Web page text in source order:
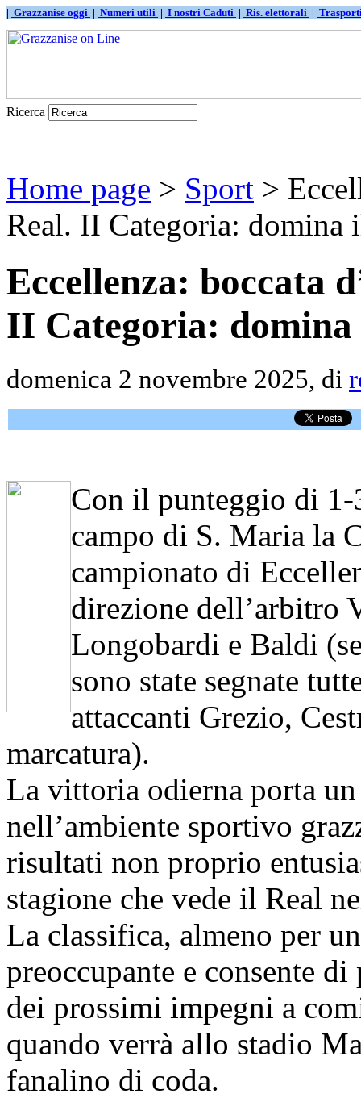
| Grazzanise oggi | Numeri utili | I nostri Caduti | Ris. elettorali |
Ricerca
Home page > Sport >
Real. II Categoria: domina
Eccellenza: boccata
II Categoria:
domenica 2 novembre 2025, di
Con il punteggio di 1-
campo di S. Maria la
campionato di
direzione dell’arbitro
Longobardi e Baldi
sono state segnate
attaccanti Grezio,
marcatura).
La vittoria odierna porta
nell’ambiente sportivo
risultati non proprio
stagione che vede il Real
La classifica, almeno per
preoccupante e consente
dei prossimi impegni a
quando verrà allo stadio
fanalino di coda.